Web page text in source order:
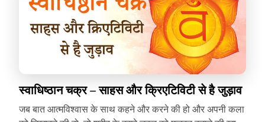
स्वाधिष्ठान चक्र – साहस और क्रिएटिविटी से है जुड़ाव
जब बात आत्मविश्वास के साथ कहने और करने की हो और अपनी कला